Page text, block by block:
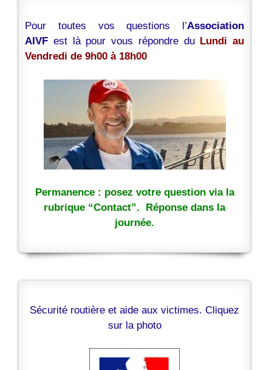
Pour toutes vos questions l’Association
AIVF est là pour vous répondre du Lundi au
Vendredi de 9h00 à 18h00
Permanence : posez votre question via la
rubrique “Contact”. Réponse dans la
journée.
Sécurité routière et aide aux victimes. Cliquez
sur la photo